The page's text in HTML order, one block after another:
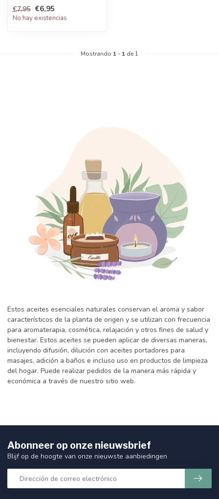
€7,95 €6,95
No hay existencias
Mostrando 1 - 1 de 1
Estos aceites esenciales naturales conservan el aroma y sabor
característicos de la planta de origen y se utilizan con frecuencia
para aromaterapia, cosmética, relajación y otros fines de salud y
bienestar. Estos aceites se pueden aplicar de diversas maneras,
incluyendo difusión, dilución con aceites portadores para
masajes, adición a baños e incluso uso en productos de limpieza
del hogar. Puede realizar pedidos de la manera más rápida y
económica a través de nuestro sitio web.
Abonneer op onze nieuwsbrief
Blijf op de hoogte van onze nieuwste aanbiedingen